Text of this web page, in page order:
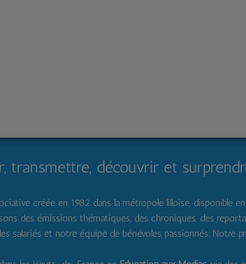
transmettre, découvrir et
créée en 1982 dans la métropole lilloise, disponible
des émissions thématiques, des chroniques, des
salariés et notre équipe de bénévoles passionnés. Notre